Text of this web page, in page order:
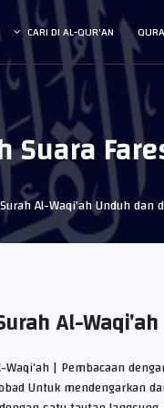
CARI DI AL-QUR'AN
Suara
Surah Al-Waqi’ah Unduh dan
Al-
Waqi’ah | Pembacaan
Untuk mendengarkan